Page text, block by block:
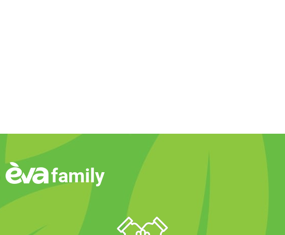
family